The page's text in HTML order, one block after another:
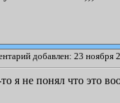
добавлен: 23 ноября
то я не понял что это